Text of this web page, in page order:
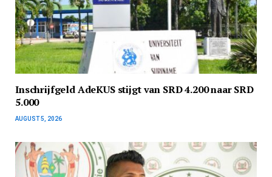
Inschrijfgeld AdeKUS stijgt van SRD 4.200 naar SRD
5.000
AUGUST 5, 2026